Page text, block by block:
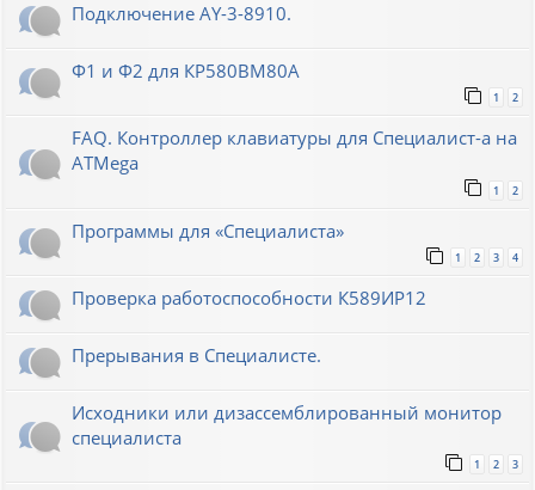
Подключение AY-3-8910.
Ф1 и Ф2 для КР580ВМ80А
1 2
FAQ. Контроллер клавиатуры для Специалист-а на
ATMega
1 2
Программы для «Специалиста»
1 2 3 4
Проверка работоспособности К589ИР12
Прерывания в Специалисте.
Исходники или дизассемблированный монитор
специалиста
1 2 3